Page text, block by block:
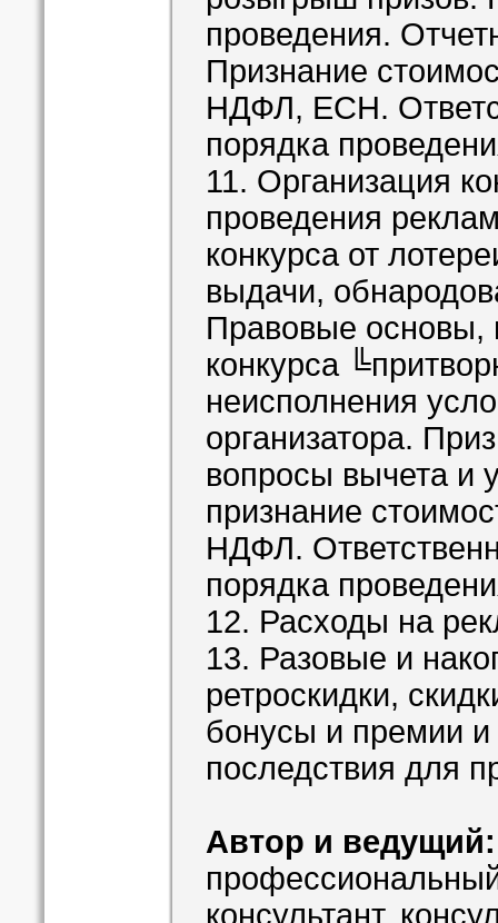
проведения.
Признание
НДФЛ, ЕСН.
порядка
11. Организация
проведения
конкурса от
выдачи,
Правовые основы,
конкурса
неисполнения
организатора.
вопросы вычета и
признание
НДФЛ.
порядка
12. Расходы на
13. Разовые и
ретроскидки,
бонусы и премии и
последствия для
Автор и
консультант,